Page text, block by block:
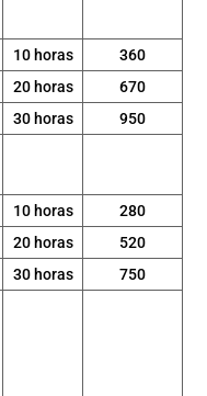
10 horas
360
20 horas
670
30 horas 950
10 horas
280
20 horas
520
30 horas 750